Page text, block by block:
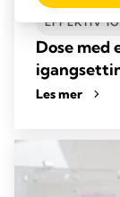
EFFEKTIV
Dose med
Les mer